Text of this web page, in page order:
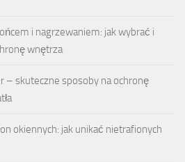
i nagrzewaniem: jak wybrać i
wnętrza
– skuteczne sposoby na ochronę
okiennych: jak unikać nietrafionych